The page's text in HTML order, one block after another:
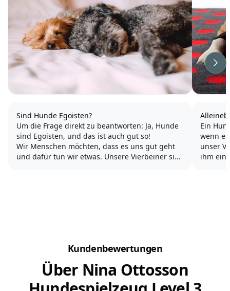
Sind Hunde Egoisten?
Um die Frage direkt zu beantworten: Ja, Hunde
sind Egoisten, und das ist auch gut so!
Wir Menschen möchten, dass es uns gut geht
und dafür tun wir etwas. Unsere Vierbeiner sind
Ein
wenn er zu
unser
ihm eine Urangst aus und er glaubt, wir hätten
Kundenbewertungen
Über Nina Ottosson